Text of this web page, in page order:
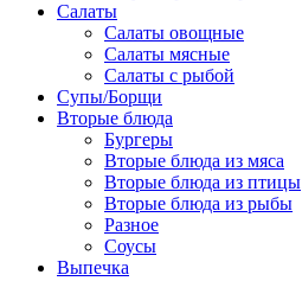
Салаты
Салаты овощные
Салаты мясные
Салаты с рыбой
Супы/Борщи
Вторые блюда
Бургеры
Вторые блюда из мяса
Вторые блюда из птицы
Вторые блюда из рыбы
Разное
Соусы
Выпечка